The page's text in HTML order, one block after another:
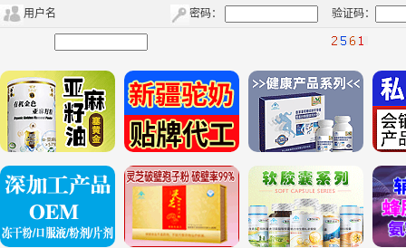
用户名 密码： 验证码：